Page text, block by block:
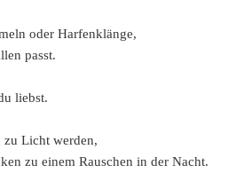
oder Harfenklänge,
passt.
liebst.
zu Licht werden,
zu einem Rauschen in der Nacht.